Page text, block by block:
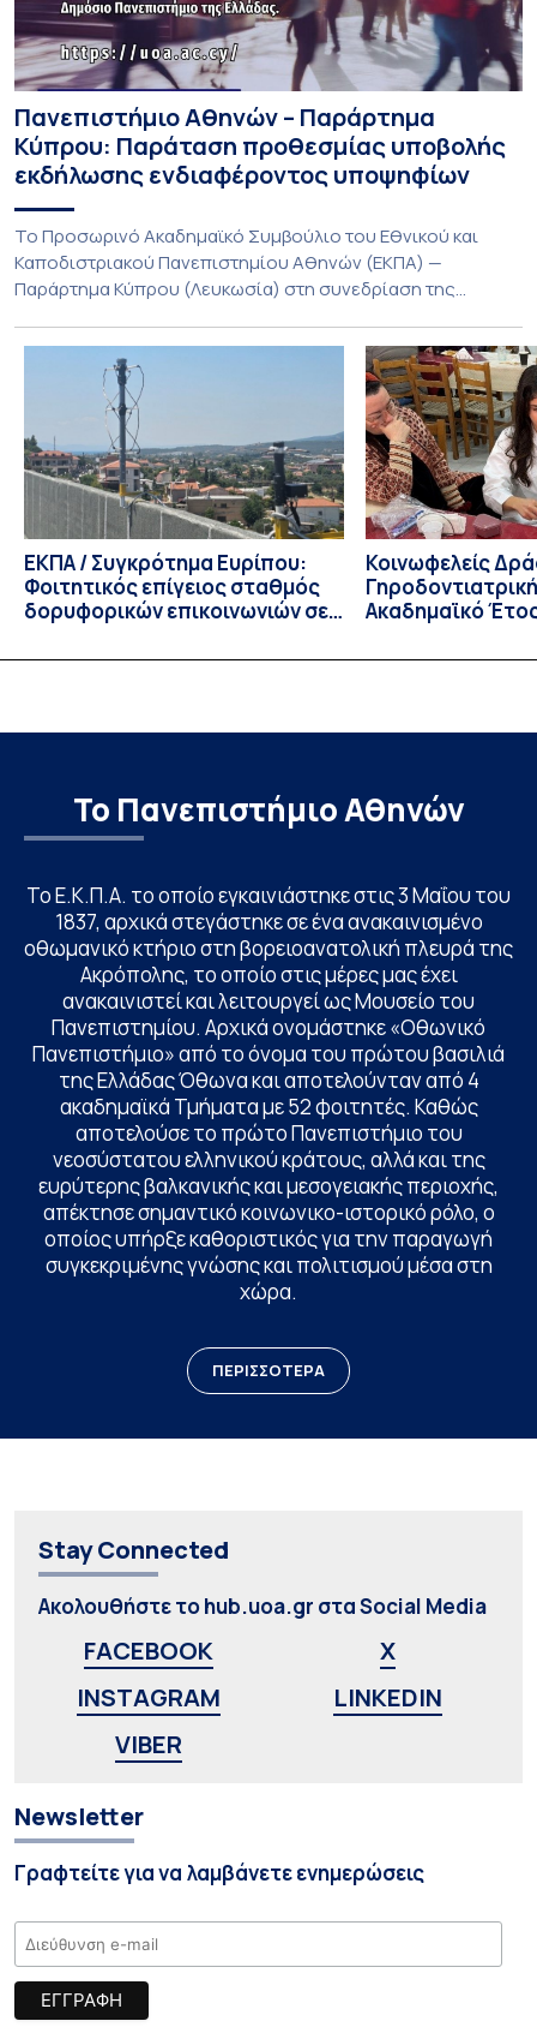
Πανεπιστήμιο Αθηνών – Παράρτημα
Κύπρου: Παράταση προθεσμίας υποβολής
εκδήλωσης ενδιαφέροντος υποψηφίων
Το Προσωρινό Ακαδημαϊκό Συμβούλιο του Εθνικού και
Καποδιστριακού Πανεπιστημίου Αθηνών (ΕΚΠΑ) —
Παράρτημα Κύπρου (Λευκωσία) στη συνεδρίαση της
παράταση της προθεσμίας υποβολής εκδήλωσης
ενδιαφέροντος για την φοίτηση σε Προγράμματα Σπουδών,
Τμημάτων του Πανεπιστημίου μας στο Παράρτημα Κύπρου
για το ακαδημαϊκό έτος 2026-2027, έως τη Δευτέρα 31
Αυγούστου 2026. […]
ΕΚΠΑ / Συγκρότημα Ευρίπου:
Φοιτητικός επίγειος σταθμός
δορυφορικών επικοινωνιών σε
Κοινωφελείς
Ακαδημαϊκό
Το Πανεπιστήμιο Αθηνών
Το Ε.Κ.Π.Α. το οποίο εγκαινιάστηκε στις 3 Μαΐου του
1837, αρχικά στεγάστηκε σε ένα ανακαινισμένο
οθωμανικό κτήριο στη βορειοανατολική πλευρά της
Ακρόπολης, το οποίο στις μέρες μας έχει
ανακαινιστεί και λειτουργεί ως Μουσείο του
Πανεπιστημίου. Αρχικά ονομάστηκε «Οθωνικό
Πανεπιστήμιο» από το όνομα του πρώτου βασιλιά
της Ελλάδας Όθωνα και αποτελούνταν από 4
ακαδημαϊκά Τμήματα με 52 φοιτητές. Καθώς
αποτελούσε το πρώτο Πανεπιστήμιο του
νεοσύστατου ελληνικού κράτους, αλλά και της
ευρύτερης βαλκανικής και μεσογειακής περιοχής,
απέκτησε σημαντικό κοινωνικο-ιστορικό ρόλο, ο
οποίος υπήρξε καθοριστικός για την παραγωγή
συγκεκριμένης γνώσης και πολιτισμού μέσα στη
χώρα.
ΠΕΡΙΣΣΟΤΕΡΑ
Stay Connected
Ακολουθήστε το hub.uoa.gr στα Social Media
FACEBOOK
X
INSTAGRAM
LINKEDIN
VIBER
Newsletter
Γραφτείτε για να λαμβάνετε ενημερώσεις